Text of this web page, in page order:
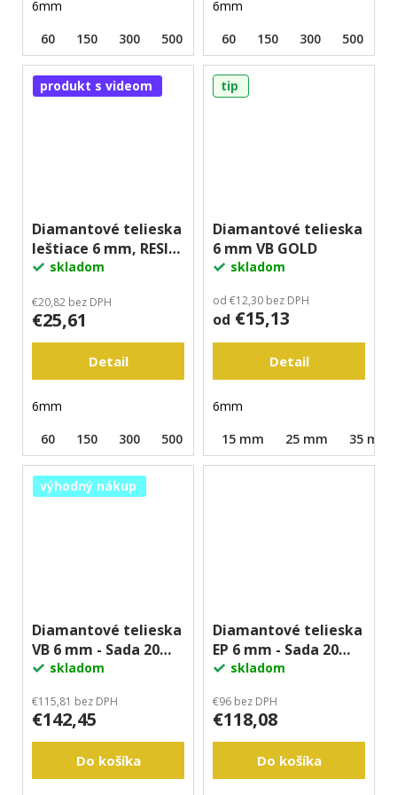
6mm
60
150 300 500 1000 2000 3000
6mm
60
150 300 500
produkt s videom
Diamantové telieska
leštiace 6 mm, RESIN
- Oblúk
skladom
€20,82 bez DPH
€25,61
Detail
6mm
60
150 300 500 1000 2000 3000
tip
Diamantové telieska
6 mm VB GOLD
skladom
od €12,30 bez DPH
od €15,13
Detail
6mm
15 mm
25 mm 35 mm
výhodný nákup
Diamantové telieska
VB 6 mm - Sada 20
kusov
skladom
€115,81 bez DPH
€142,45
Do košíka
Diamantové telieska
EP 6 mm - Sada 20
kusov
skladom
€96 bez DPH
€118,08
Do košíka